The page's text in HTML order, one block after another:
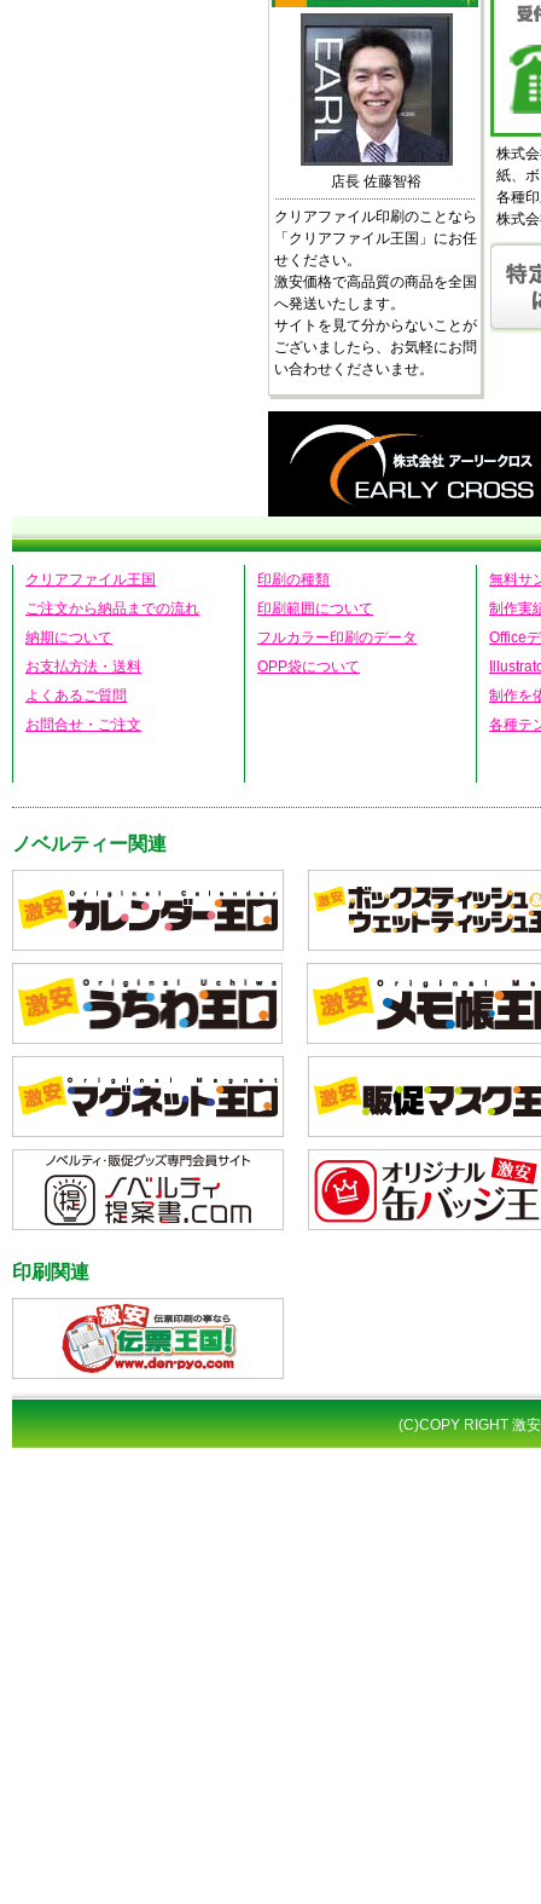
店長 佐藤智裕
クリアファイル印刷のことなら
「クリアファイル王国」にお任
せください。
激安価格で高品質の商品を全国
へ発送いたします。
サイトを見て分からないことが
ございましたら、お気軽にお問
い合わせくださいませ。
株式
紙、
各種
株式
クリアファイル王国
ご注文から納品までの流れ
納期について
お支払方法・送料
よくあるご質問
お問合せ・ご注文
印刷の種類
印刷範囲について
フルカラー印刷のデータ
OPP袋について
無料サ
制作実
Office
制作を
各種テ
ノベルティー関連
印刷関連
(C)COPY RIGHT 激